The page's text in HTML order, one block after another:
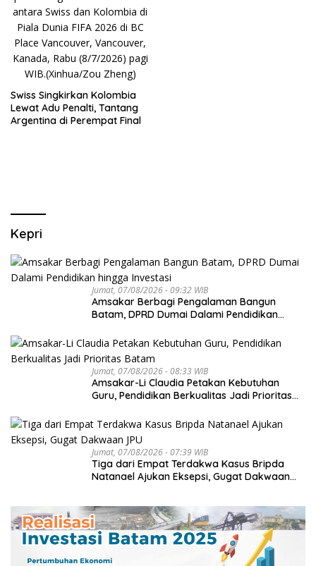
Swiss Singkirkan Kolombia
Lewat Adu Penalti, Tantang
Argentina di Perempat Final
Kepri
Jumat, 07/08/2026 - 09:32 WIB
Amsakar Berbagi Pengalaman Bangun
Batam, DPRD Dumai Dalami Pendidikan
Jumat, 07/08/2026 - 08:33 WIB
Amsakar-Li Claudia Petakan Kebutuhan
Guru, Pendidikan Berkualitas Jadi Prioritas
Jumat, 07/08/2026 - 07:39 WIB
Tiga dari Empat Terdakwa Kasus Bripda
Natanael Ajukan Eksepsi, Gugat Dakwaan